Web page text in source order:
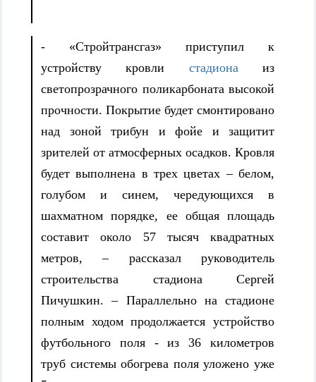
- «Стройтрансгаз» приступил к
устройству кровли стадионаиз
светопрозрачного поликарбоната высокой
прочности. Покрытие будет смонтировано
над зоной трибун и фойе и защитит
зрителей от атмосферных осадков. Кровля
будет выполнена в трех цветах – белом,
голубом и синем, чередующихся в
шахматном порядке, ее общая площадь
составит около 57 тысяч квадратных
метров, – рассказал руководитель
строительства стадиона Сергей
Пичушкин. – Параллельно на стадионе
полным ходом продолжается устройство
футбольного поля - из 36 километров
труб системы обогрева поля уложено уже